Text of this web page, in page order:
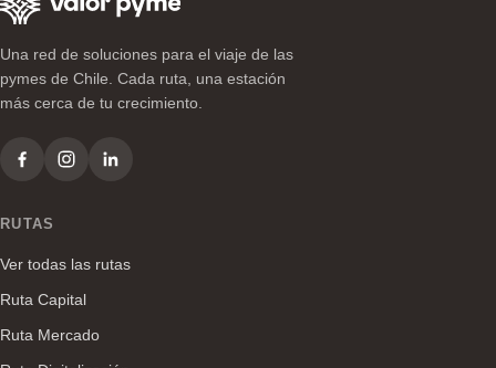
Una red de soluciones para el viaje de las
pymes de Chile. Cada ruta, una estación
más cerca de tu crecimiento.
RUTAS
Ver todas las rutas
Ruta Capital
Ruta Mercado